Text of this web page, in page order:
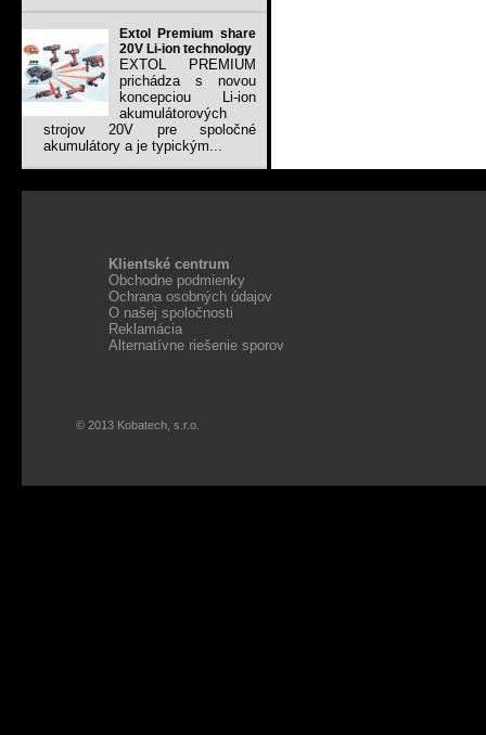
Extol Premium share
20V Li-ion technology
EXTOL PREMIUM
prichádza s novou
koncepciou Li-ion
akumulátorových
strojov 20V pre spoločné
akumulátory a je typickým...
Klientské centrum
Obchodne podmienky
Ochrana osobných údajov
O našej spoločnosti
Reklamácia
Alternatívne riešenie sporov
© 2013 Kobatech, s.r.o.